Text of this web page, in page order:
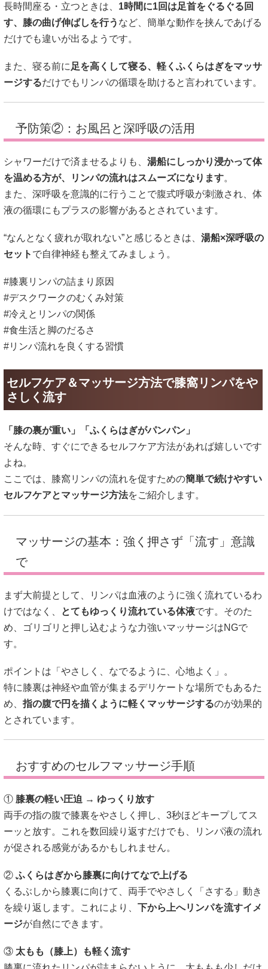
長時間座る・立つときは、 1時間に1回は足首をぐるぐる回
す、膝の曲げ伸ばしを行う など、簡単な動作を挟んであげる
だけでも違いが出るようです。
また、寝る前に 足を高くして寝る、軽くふくらはぎをマッサ
ージするだけでもリンパの循環を助けると言われています。
予防策②：お風呂と深呼吸の活用
シャワーだけで済ませるよりも、 湯船にしっかり浸かって体
を温める方が、リンパの流れはスムーズになります。
また、深呼吸を意識的に行うことで腹式呼吸が刺激され、体
液の循環にもプラスの影響があるとされています。
“なんとなく疲れが取れない”と感じるときは、 湯船×深呼吸の
セット で自律神経も整えてみましょう。
#膝裏リンパの詰まり原因
#デスクワークのむくみ対策
#冷えとリンパの関係
#食生活と脚のだるさ
#リンパ流れを良くする習慣
セルフケア＆マッサージ方法で膝窩リンパをや
さしく流す
「膝の裏が重い」「ふくらはぎがパンパン」
そんな時、すぐにできるセルフケア方法があれば嬉しいです
よね。
ここでは、膝窩リンパの流れを促すための簡単で続けやすい
セルフケアとマッサージ方法をご紹介します。
マッサージの基本：強く押さず「流す」意識
で
まず大前提として、リンパは血液のように強く流れているわ
けではなく、
とてもゆっくり流れている体液です。そのた
め、ゴリゴリと押し込むような力強いマッサージはNGで
す。
ポイントは「やさしく、なでるように、心地よく」。
特に膝裏は神経や血管が集まるデリケートな場所でもあるた
め、 指の腹で円を描くように軽くマッサージするのが効果的
とされています。
おすすめのセルフマッサージ手順
① 膝裏の軽い圧迫 → ゆっくり放す
両手の指の腹で膝裏をやさしく押し、3秒ほどキープしてス
ーッと放す。これを数回繰り返すだけでも、リンパ液の流れ
が促される感覚があるかもしれません。
② ふくらはぎから膝裏に向けてなで上げる
くるぶしから膝裏に向けて、両手でやさしく「さする」動き
を繰り返します。これにより、 下から上へリンパを流すイメ
ージが自然にできます。
③ 太もも（膝上）も軽く流す